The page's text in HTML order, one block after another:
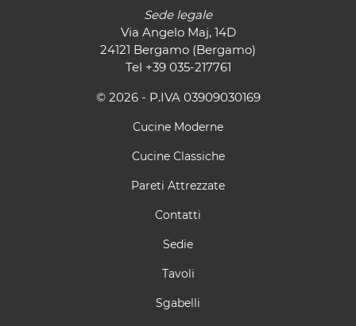
Sede legale
Via Angelo Maj, 14D
24121 Bergamo (Bergamo)
Tel +39 035-217761
© 2026 - P.IVA 03909030169
Cucine Moderne
Cucine Classiche
Pareti Attrezzate
Contatti
Sedie
Tavoli
Sgabelli